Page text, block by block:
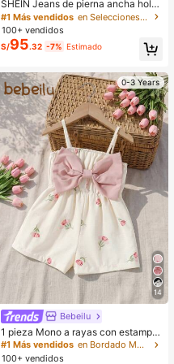
SHEIN Jeans de pierna ancha holg
ados con bolsillo insertado y borda
do de mariposa lavados para mujer,
mujer alta, Y2K
#1 Más vendidos
en Selecciones de tendencias de K-J Mujer Denim
100+ vendidos
S/95.32 -7% Estimado
0-3 Years
14
Bebeilu
1 pieza Mono a rayas con estampa
do integral y lazo, lindo y sencillo p
ara bebé niña. Adecuado para fiest
#1 Más vendidos
en Bordado Monos para niñas
100+ vendidos